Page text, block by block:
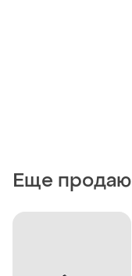
Еще продаю